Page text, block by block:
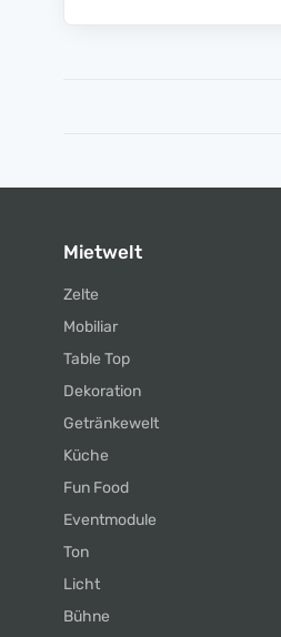
Mietwelt
Zelte
Mobiliar
Table Top
Dekoration
Getränkewelt
Küche
Fun Food
Eventmodule
Ton
Licht
Bühne